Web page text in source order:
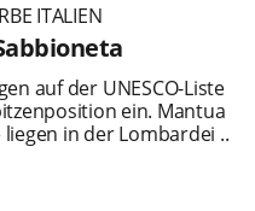
ITALIEN
auf der UNESCO-Liste
ein. Mantua
in der Lombardei ..